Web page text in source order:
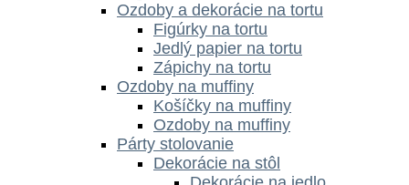
Ozdoby a dekorácie na tortu
Figúrky na tortu
Jedlý papier na tortu
Zápichy na tortu
Ozdoby na muffiny
Košíčky na muffiny
Ozdoby na muffiny
Párty stolovanie
Dekorácie na stôl